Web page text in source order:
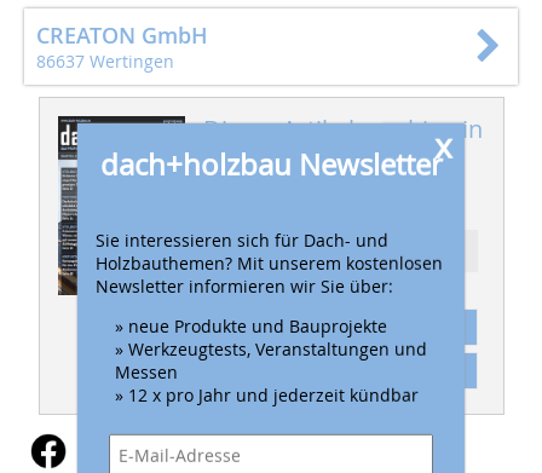
CREATON GmbH
86637 Wertingen
Dieser Artikel erschien in
dach+holzbau 6-
Ressort: DACH
Abonnement
x
dach+holzbau Newsletter
Sie interessieren sich für Dach- und
Holzbauthemen? Mit unserem kostenlosen
Newsletter informieren wir Sie über:
» neue Produkte und Bauprojekte
» Werkzeugtests, Veranstaltungen und
Messen
» 12 x pro Jahr und jederzeit kündbar